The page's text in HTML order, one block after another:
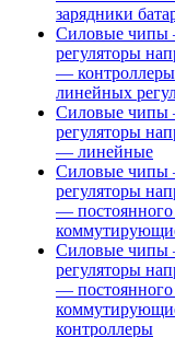
зарядники
Силовые
регуляторы
— контроллеры
линейных
Силовые
регуляторы
— линейные
Силовые
регуляторы
— постоянного
Силовые
регуляторы
— постоянного
контроллеры